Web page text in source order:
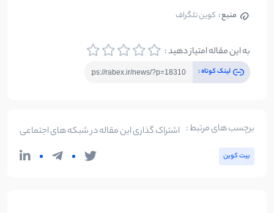
منبع : کوین تلگراف
به این مقاله امتیاز دهید :
لینک کوتاه :
برچسب های مرتبط :
بیت کوین
اشتراک گذاری این مقاله در شبکه های اجتماعی